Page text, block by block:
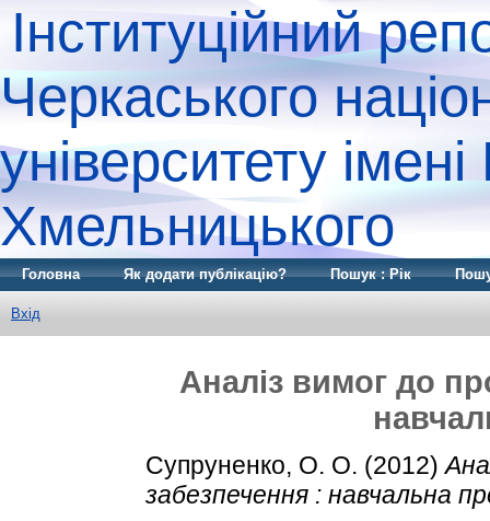
Інституційний
Черкаського
університету
Хмельницького
Головна Як додати публікацію? Пошук : Рік
Вхід
Аналіз вимог до
Супруненко, О. О. (2012)
забезпечення : навчальна